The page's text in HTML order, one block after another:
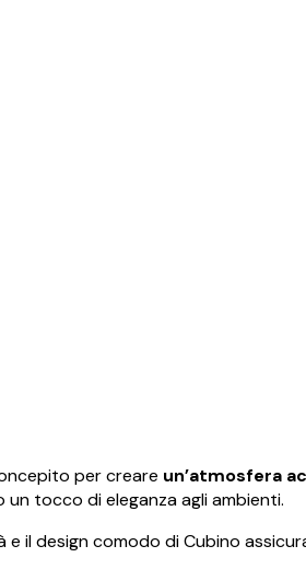
per creare un’atmosfera
un tocco di eleganza agli ambienti.
e il design comodo di Cubino